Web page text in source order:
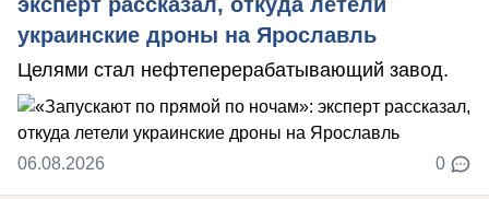
украинские дроны на Ярославль
Целями стал нефтеперерабатывающий завод.
06.08.2026 0